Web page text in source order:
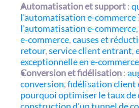
Automatisation et support :
l'automatisation e-commerce
l'automatisation e-commerce,
e-commerce, causes et
retour, service client entrant,
exceptionnelle en e-commerce
Conversion et fidélisation :
conversion, fidélisation client
pourquoi optimiser le taux de